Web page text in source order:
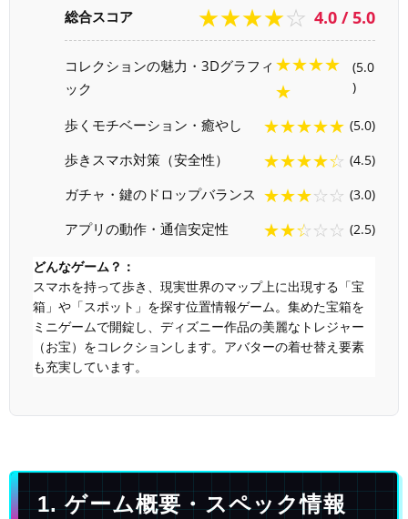
総合スコア ★★★★☆ 4.0 / 5.0
コレクションの魅力・3Dグラフィ
ック
★★★★
★
(5.0
)
歩くモチベーション・癒やし ★★★★★ (5.0)
歩きスマホ対策（安全性） ★★★★☆ (4.5)
ガチャ・鍵のドロップバランス ★★★☆☆ (3.0)
アプリの動作・通信安定性 ★★☆☆☆ (2.5)
どんなゲーム？：
スマホを持って歩き、現実世界のマップ上に出現する「宝
箱」や「スポット」を探す位置情報ゲーム。集めた宝箱を
ミニゲームで開錠し、ディズニー作品の美麗なトレジャー
（お宝）をコレクションします。アバターの着せ替え要素
も充実しています。
1. ゲーム概要・スペック情報